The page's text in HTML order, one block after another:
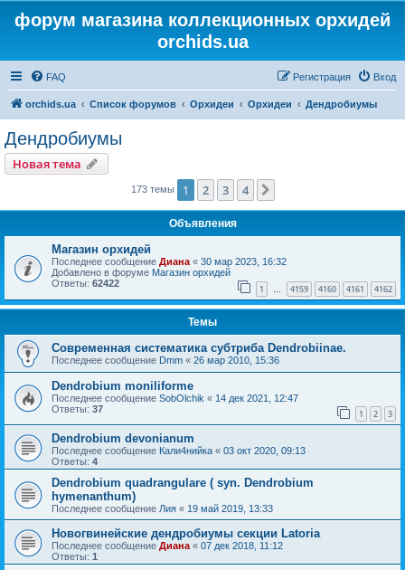
форум магазина коллекционных орхидей
orchids.ua
FAQ Вход
Регистрация
orchids.ua Список форумов Орхидеи Орхидеи Дендробиумы
Дендробиумы
Новая тема
173 темы 1 2 3 4
Объявления
Магазин орхидей
Последнее сообщение Диана « 30 мар 2023, 16:32
Добавлено в форуме Магазин орхидей
Ответы: 62422 1 … 4159 4160 4161 4162
Темы
Современная систематика субтриба Dendrobiinae.
Последнее сообщение Dmm « 26 мар 2010, 15:36
Dendrobium moniliforme
Последнее сообщение SobOlchik « 14 дек 2021, 12:47
Ответы: 37 1 2 3
Dendrobium devonianum
Последнее сообщение Кали4нийка « 03 окт 2020, 09:13
Ответы: 4
Dendrobium quadrangulare ( syn. Dendrobium
hymenanthum)
Последнее сообщение Лия « 19 май 2019, 13:33
Новогвинейские дендробиумы секции Latoria
Последнее сообщение Диана « 07 дек 2018, 11:12
Ответы: 1